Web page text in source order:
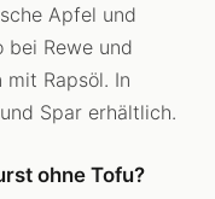
Apfel und
bei Rewe und
mit Rapsöl. In
Spar erhältlich.
ohne Tofu?